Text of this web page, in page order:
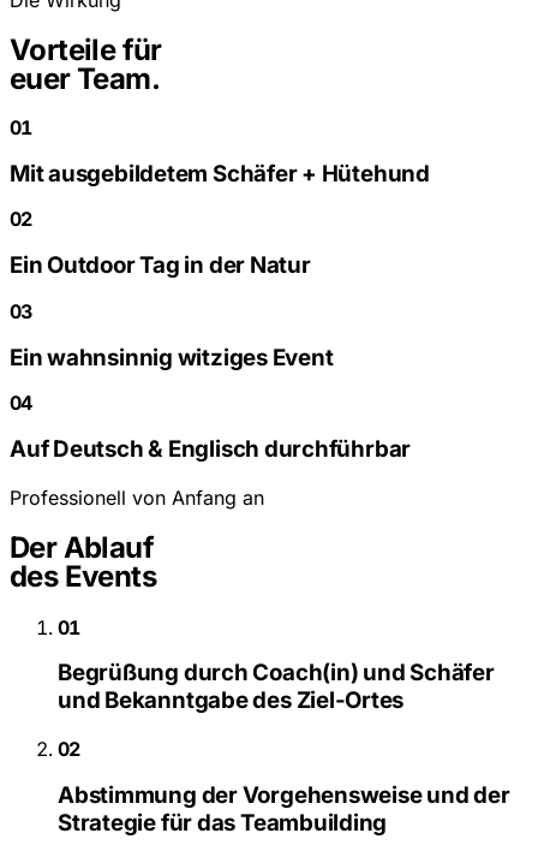
Vorteile für
euer Team.
01
Mit ausgebildetem Schäfer + Hütehund
02
Ein Outdoor Tag in der Natur
03
Ein wahnsinnig witziges Event
04
Auf Deutsch & Englisch durchführbar
Professionell von Anfang an
Der Ablauf
des Events
01
Begrüßung durch Coach(in) und Schäfer
und Bekanntgabe des Ziel-Ortes
02
Abstimmung der Vorgehensweise und der
Strategie für das Teambuilding